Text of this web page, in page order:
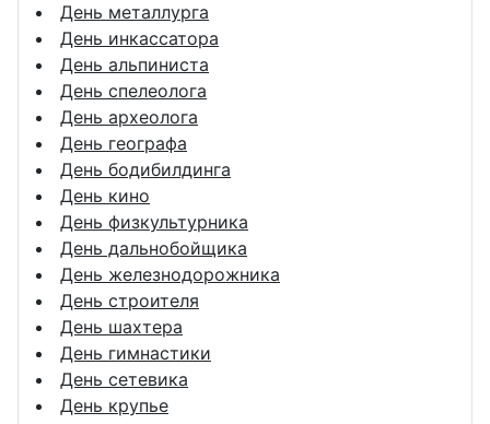
День металлурга
День инкассатора
День альпиниста
День спелеолога
День археолога
День географа
День бодибилдинга
День кино
День физкультурника
День дальнобойщика
День железнодорожника
День строителя
День шахтера
День гимнастики
День сетевика
День крупье